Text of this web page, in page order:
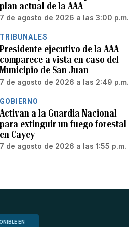
plan actual de la AAA
7 de agosto de 2026 a las 3:00 p.m.
TRIBUNALES
Presidente ejecutivo de la AAA
comparece a vista en caso del
Municipio de San Juan
7 de agosto de 2026 a las 2:49 p.m.
GOBIERNO
Activan a la Guardia Nacional
para extinguir un fuego forestal
en Cayey
7 de agosto de 2026 a las 1:55 p.m.
EN